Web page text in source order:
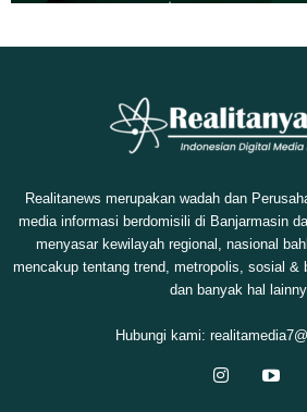
Realitanews merupakan wadah dan
media informasi berdomisili di Banjarmasin
menyasar kewilayah regional, nasional
mencakup tentang trend, metropolis, sosial &
dan banyak hal
Hubungi kami: